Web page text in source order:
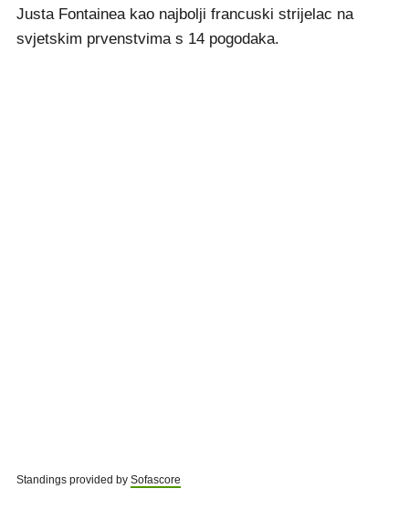
Justa Fontainea kao najbolji francuski strijelac na
svjetskim prvenstvima s 14 pogodaka.
Standings provided by Sofascore